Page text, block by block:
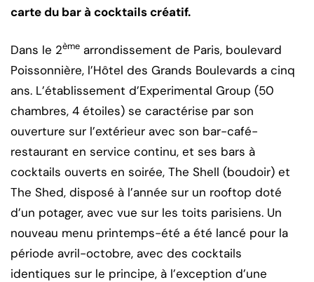
carte du bar à cocktails créatif.
Dans le 2ème arrondissement de Paris, boulevard
Poissonnière, l’Hôtel des Grands Boulevards a cinq
ans. L’établissement d’Experimental Group (50
chambres, 4 étoiles) se caractérise par son
ouverture sur l’extérieur avec son bar-café-
restaurant en service continu, et ses bars à
cocktails ouverts en soirée, The Shell (boudoir) et
The Shed, disposé à l’année sur un rooftop doté
d’un potager, avec vue sur les toits parisiens. Un
nouveau menu printemps-été a été lancé pour la
période avril-octobre, avec des cocktails
identiques sur le principe, à l’exception d’une